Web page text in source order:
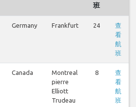
班
Germany Frankfurt 24
查
看
航
班
Canada
Montreal
pierre
Elliott
Trudeau
8
查
看
航
班